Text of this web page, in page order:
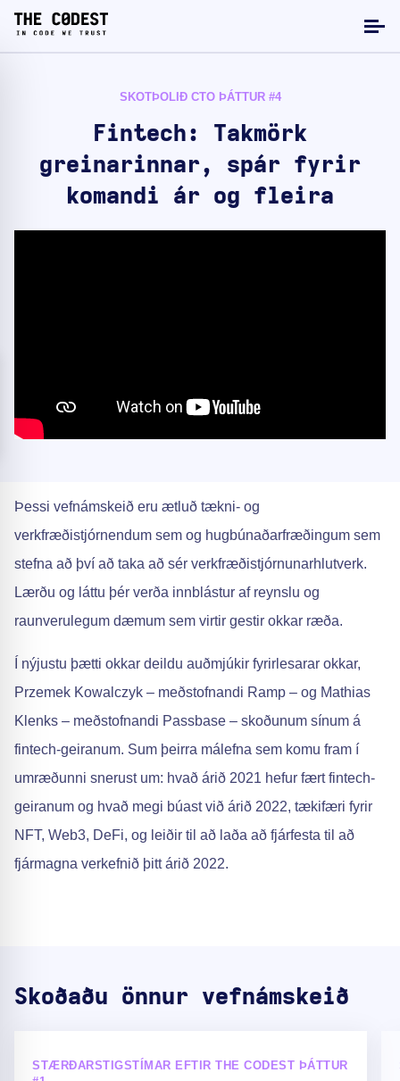
SKOTÞOLIÐ CTO ÞÁTTUR #4
Fintech: Takmörk
greinarinnar, spár fyrir
komandi ár og fleira
Þessi vefnámskeið eru ætluð tækni- og
verkfræðistjórnendum sem og hugbúnaðarfræðingum sem
stefna að því að taka að sér verkfræðistjórnunarhlutverk.
Lærðu og láttu þér verða innblástur af reynslu og
raunverulegum dæmum sem virtir gestir okkar ræða.
Í nýjustu þætti okkar deildu auðmjúkir fyrirlesarar okkar,
Przemek Kowalczyk – meðstofnandi Ramp – og Mathias
Klenks – meðstofnandi Passbase – skoðunum sínum á
fintech-geiranum. Sum þeirra málefna sem komu fram í
umræðunni snerust um: hvað árið 2021 hefur fært fintech-
geiranum og hvað megi búast við árið 2022, tækifæri fyrir
NFT, Web3, DeFi, og leiðir til að laða að fjárfesta til að
fjármagna verkefnið þitt árið 2022.
Skoðaðu önnur vefnámskeið
STÆRÐARSTIGSTÍMAR EFTIR THE CODEST ÞÁTTUR